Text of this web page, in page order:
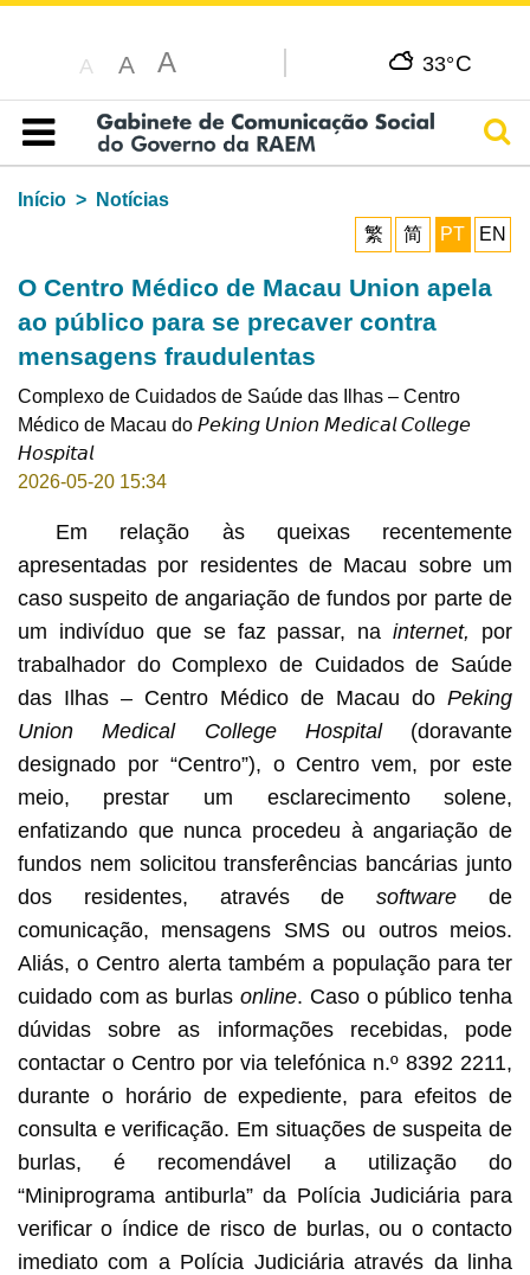
A A A 33°C
Índice
Início
Notícias
繁
简 PT EN
O Centro Médico de Macau Union apela
ao público para se precaver contra
mensagens fraudulentas
Complexo de Cuidados de Saúde das Ilhas – Centro
Médico de Macau do 𝘗𝘦𝘬𝘪𝘯𝘨 𝘜𝘯𝘪𝘰𝘯 𝘔𝘦𝘥𝘪𝘤𝘢𝘭 𝘊𝘰𝘭𝘭𝘦𝘨𝘦
𝘏𝘰𝘴𝘱𝘪𝘵𝘢𝘭
2026-05-20 15:34
Em relação às queixas recentemente
apresentadas por residentes de Macau sobre um
caso suspeito de angariação de fundos por parte de
um indivíduo que se faz passar, na internet,
por
trabalhador do Complexo de Cuidados de Saúde
das Ilhas – Centro Médico de Macau doPeking
Union Medical College Hospital (doravante
designado por “Centro”), o Centro vem, por este
meio, prestar um esclarecimento solene,
enfatizando que nunca procedeu à angariação de
fundos nem solicitou transferências bancárias junto
dos residentes, através desoftware de
comunicação, mensagens SMS ou outros meios.
Aliás, o Centro alerta também a população para ter
cuidado com as burlas online. Caso o público tenha
dúvidas sobre as informações recebidas, pode
contactar o Centro por via telefónica n.º 8392 2211,
durante o horário de expediente, para efeitos de
consulta e verificação. Em situações de suspeita de
burlas, é recomendável a utilização do
“Miniprograma antiburla” da Polícia Judiciária para
verificar o índice de risco de burlas, ou o contacto
imediato com a Polícia Judiciária através da linha